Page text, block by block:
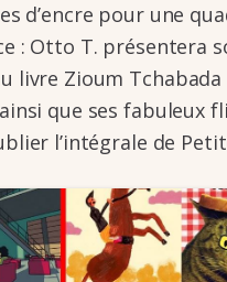
d’encre pour une
: Otto T. présen­­tera
livre Zioum
que ses fabu­­­leux
l’in­­té­­grale de